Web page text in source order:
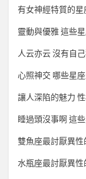
有女神經特質的
靈動與優雅 這些
人云亦云 沒有自
心照神交 哪些星
讓人深陷的魅力
睡過頭沒事啊 這
雙魚座最討厭異性
水瓶座最討厭異性